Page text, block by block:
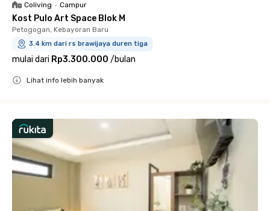
Coliving • Campur
Kost Pulo Art Space Blok M
Petogogan, Kebayoran Baru
3.4 km dari rs brawijaya duren tiga
mulai dari Rp3.300.000 /bulan
Lihat info lebih banyak